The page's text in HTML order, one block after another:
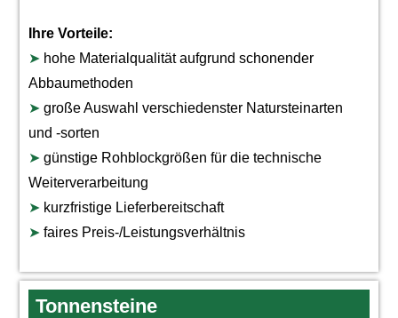
Ihre Vorteile:
➤ hohe Materialqualität aufgrund schonender
Abbaumethoden
➤ große Auswahl verschiedenster Natursteinarten
und -sorten
➤ günstige Rohblockgrößen für die technische
Weiterverarbeitung
➤ kurzfristige Lieferbereitschaft
➤ faires Preis-/Leistungsverhältnis
Tonnensteine